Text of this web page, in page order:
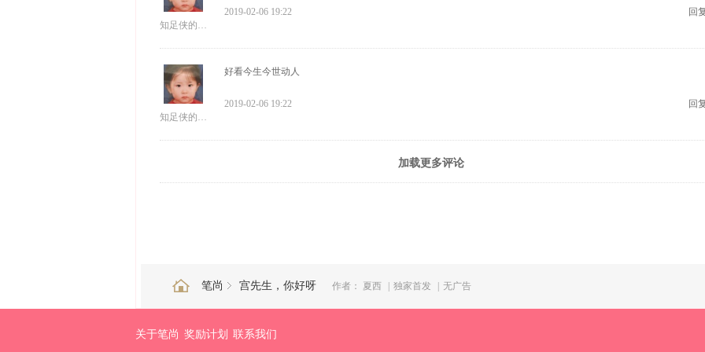
2019-02-06 19:22 回
好看今生今世动人
2019-02-06 19:22 回
加载更多评论
笔尚 宫先生，你好呀 作者： 夏西 | 独家首发 | 无广告
关于笔尚 奖励计划 联系我们